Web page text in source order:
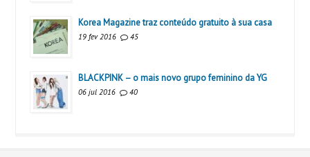
Korea Magazine traz conteúdo gratuito à sua casa
19 fev 2016 45
BLACKPINK – o mais novo grupo feminino da YG
06 jul 2016 40